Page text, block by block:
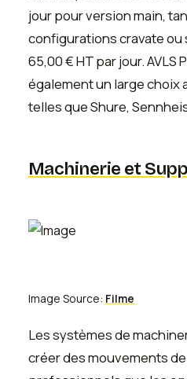
jour pour version main,
configurations cravate
65,00 € HT par jour. AVLS
également un large choix
telles que Shure,
Machinerie et
Image Source: Filme
Les systèmes de
créer des mouvements